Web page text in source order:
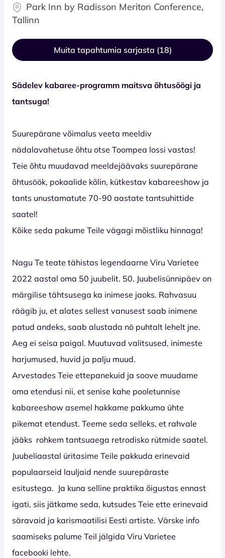
Park Inn by Radisson Meriton Conference,
Tallinn
Muita tapahtumia sarjasta (18)
Sädelev kabaree-programm maitsva õhtusöögi ja
tantsuga!
Suurepärane võimalus veeta meeldiv
nädalavahetuse õhtu otse Toompea lossi vastas!
Teie õhtu muudavad meeldejäävaks suurepärane
õhtusöök, pokaalide kõlin, kütkestav kabareeshow ja
tants unustamatute 70-90 aastate tantsuhittide
saatel!
Kõike seda pakume Teile vägagi mõistliku hinnaga!
Nagu Te teate tähistas legendaarne Viru Varietee
2022 aastal oma 50 juubelit. 50. Juubelisünnipäev on
märgilise tähtsusega ka inimese jaoks. Rahvasuu
räägib ju, et alates sellest vanusest saab inimene
patud andeks, saab alustada nö puhtalt lehelt jne.
Aeg ei seisa paigal. Muutuvad valitsused, inimeste
harjumused, huvid ja palju muud.
Arvestades Teie ettepanekuid ja soove muudame
oma etendusi nii, et senise kahe pooletunnise
kabareeshow asemel hakkame pakkuma ühte
pikemat etendust. Teeme seda selleks, et rahvale
jääks rohkem tantsuaega retrodisko rütmide saatel.
Juubeliaastal üritasime Teile pakkuda erinevaid
populaarseid lauljaid nende suurepäraste
esitustega. Ja kuna selline praktika õigustas ennast
igati, siis jätkame seda, kutsudes Teie ette erinevaid
säravaid ja karismaatilisi Eesti artiste. Värske info
saamiseks palume Teil jälgida Viru Varietee
facebooki lehte.